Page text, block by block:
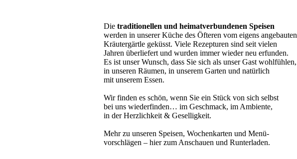
Die traditionellen und heimatverbundenen Speisen
werden in unserer Küche des Öfteren vom eigens angebauten
Kräutergärtle geküsst. Viele Rezepturen sind seit vielen
Jahren überliefert und wurden immer wieder neu erfunden.
Es ist unser Wunsch, dass Sie sich als unser Gast wohlfühlen,
in unseren Räumen, in unserem Garten und natürlich
mit unserem Essen.
Wir finden es schön, wenn Sie ein Stück von sich selbst
bei uns wiederfinden… im Geschmack, im Ambiente,
in der Herzlichkeit & Geselligkeit.
Mehr zu unseren Speisen, Wochenkarten und Menü-
vorschlägen – hier zum Anschauen und Runterladen.